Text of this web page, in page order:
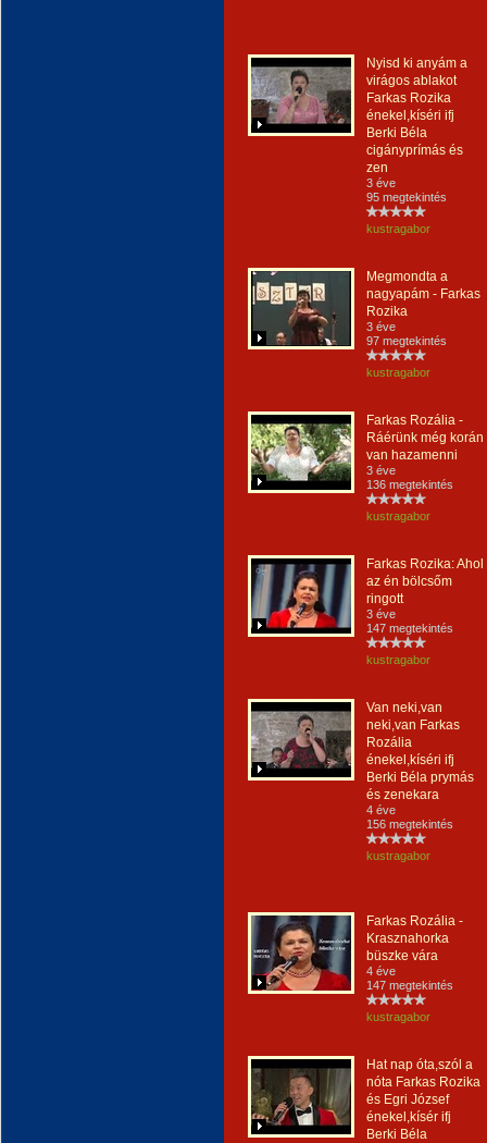
Nyisd ki anyám a
virágos ablakot
Farkas Rozika
énekel,kíséri ifj
Berki Béla
cigányprímás és
zen
3 éve
95 megtekintés
kustragabor
Megmondta a
nagyapám - Farkas
Rozika
3 éve
97 megtekintés
kustragabor
Farkas Rozália -
Ráérünk még korán
van hazamenni
3 éve
136 megtekintés
kustragabor
Farkas Rozika: Ahol
az én bölcsőm
ringott
3 éve
147 megtekintés
kustragabor
Van neki,van
neki,van Farkas
Rozália
énekel,kíséri ifj
Berki Béla prymás
és zenekara
4 éve
156 megtekintés
kustragabor
Farkas Rozália -
Krasznahorka
büszke vára
4 éve
147 megtekintés
kustragabor
Hat nap óta,szól a
nóta Farkas Rozika
és Egri József
énekel,kísér ifj
Berki Béla